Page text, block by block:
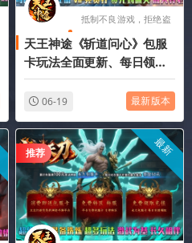
抵制不良游戏，拒绝盗
版游戏
天王神途《斩道问心》包服
卡玩法全面更新、每日领百
元充值、VIP免费打、零充到
通关、散人养老（奇遇传承
06-19 最新版本
推荐 最新